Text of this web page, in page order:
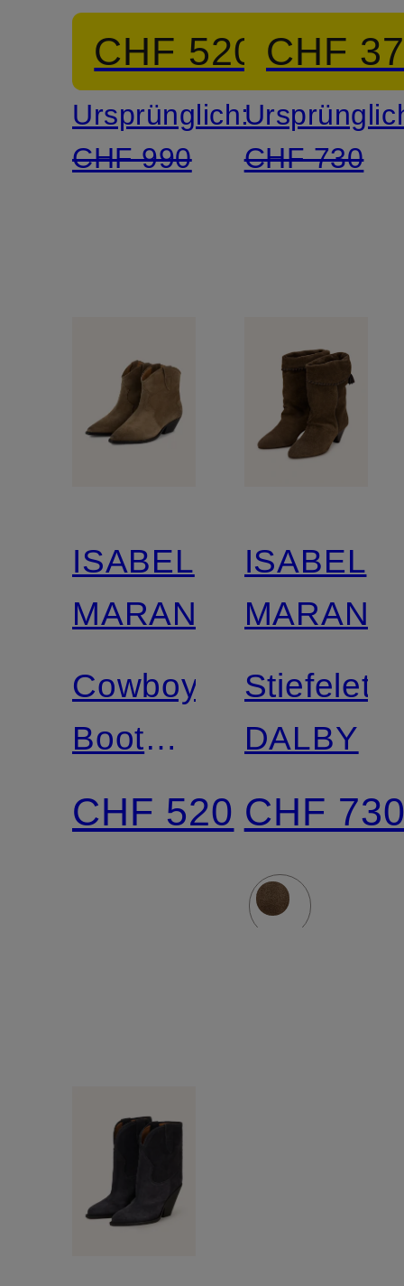
mit
Schmuckperlen
CHF 520
Ursprünglich:
CHF 990
CHF
CHF 730
ISABEL
MARANT
Cowboy
Boots
DEWINA
CHF 520
ISABEL
MARANT
DALBY
CHF